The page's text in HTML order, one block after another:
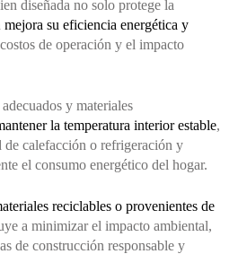
diseñada no solo protege la
mejora su eficiencia energética y
de operación y el impacto
y materiales
la temperatura interior estable,
de calefacción o refrigeración y
el consumo energético del hogar.
reciclables o provenientes de
a minimizar el impacto ambiental,
de construcción responsable y